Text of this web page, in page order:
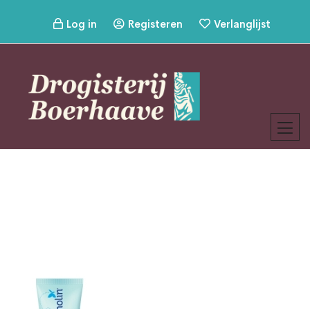
Log in Registeren Verlanglijst